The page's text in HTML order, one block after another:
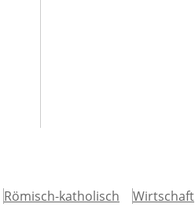
Römisch-katholisch Wirtschaft